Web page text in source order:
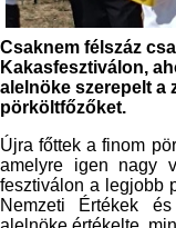
Csaknem félszáz
Kakasfesztiválon,
alelnöke szerepelt a
pörköltfőzőket.
Újra főttek a finom
amelyre igen nagy
fesztiválon a legjobb
Nemzeti Értékek